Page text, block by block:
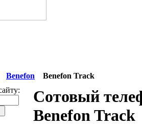
Benefon
Benefon Track
Сотовый
Benefon Track